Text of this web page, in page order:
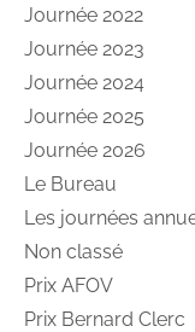
Journée 2022
Journée 2023
Journée 2024
Journée 2025
Journée 2026
Le Bureau
Les journées
Non classé
Prix AFOV
Prix Bernard Clerc